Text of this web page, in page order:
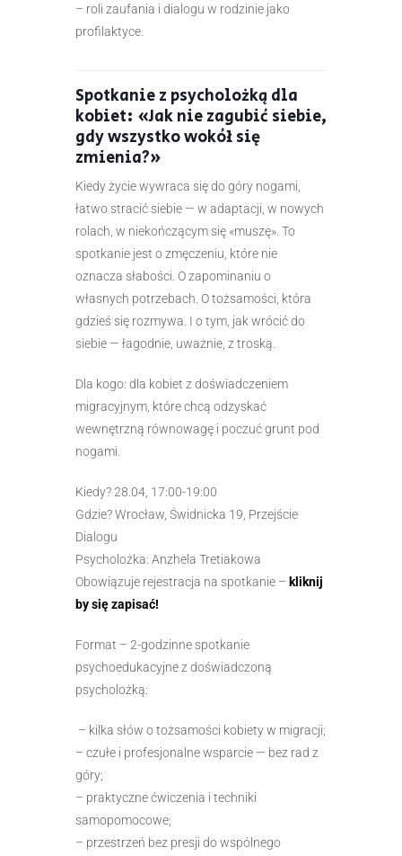
– roli zaufania i dialogu w rodzinie jako
profilaktyce.
Spotkanie z psycholożką dla
kobiet: «Jak nie zagubić siebie,
gdy wszystko wokół się
zmienia?»
Kiedy życie wywraca się do góry nogami,
łatwo stracić siebie — w adaptacji, w nowych
rolach, w niekończącym się «muszę». To
spotkanie jest o zmęczeniu, które nie
oznacza słabości. O zapominaniu o
własnych potrzebach. O tożsamości, która
gdzieś się rozmywa. I o tym, jak wrócić do
siebie — łagodnie, uważnie, z troską.
Dla kogo: dla kobiet z doświadczeniem
migracyjnym, które chcą odzyskać
wewnętrzną równowagę i poczuć grunt pod
nogami.
Kiedy? 28.04, 17:00-19:00
Gdzie? Wrocław, Świdnicka 19, Przejście
Dialogu
Psycholożka: Anzhela Tretiakowa
Obowiązuje rejestracja na spotkanie – kliknij
by się zapisać!
Format – 2-godzinne spotkanie
psychoedukacyjne z doświadczoną
psycholożką:
– kilka słów o tożsamości kobiety w migracji;
– czułe i profesjonalne wsparcie — bez rad z
góry;
– praktyczne ćwiczenia i techniki
samopomocowe;
– przestrzeń bez presji do wspólnego